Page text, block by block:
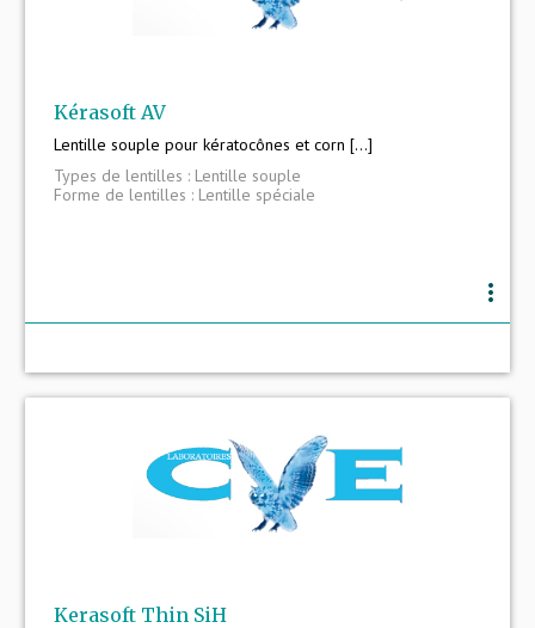
Kérasoft AV
Lentille souple pour kératocônes et corn [...]
Types de lentilles : Lentille souple
Forme de lentilles : Lentille spéciale
more_vert
Kerasoft Thin SiH